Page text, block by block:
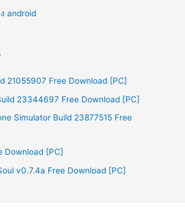
android
21055907 Free Download [PC]
23344697 Free Download [PC]
Simulator Build 23877515 Free
Download [PC]
v0.7.4a Free Download [PC]